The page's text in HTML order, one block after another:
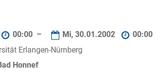
00:00 – Mi, 30.01.2002
00:00
Erlangen-Nürnberg
Honnef